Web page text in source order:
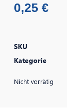
0,25 €
SKU
Kategorie
Nicht vorrätig